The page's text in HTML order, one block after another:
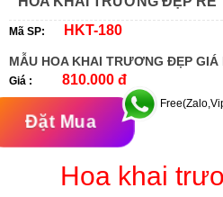
Mã SP: HKT-180
MẪU HOA KHAI TRƯƠNG ĐẸP GIÁ
Giá : 810.000 đ
Đặt Mua
Hoa khai